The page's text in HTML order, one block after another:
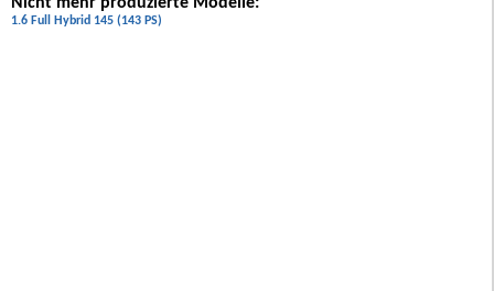
1.6 Full Hybrid 145 (143 PS)